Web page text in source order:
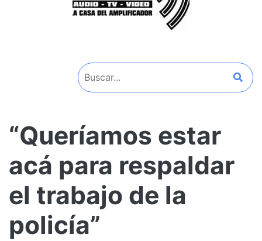
“Queríamos estar
acá para respaldar
el trabajo de la
policía”